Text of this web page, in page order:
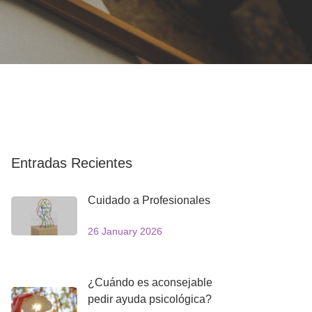
Entradas Recientes
Cuidado a Profesionales
26 January 2026
¿Cuándo es aconsejable
pedir ayuda psicológica?